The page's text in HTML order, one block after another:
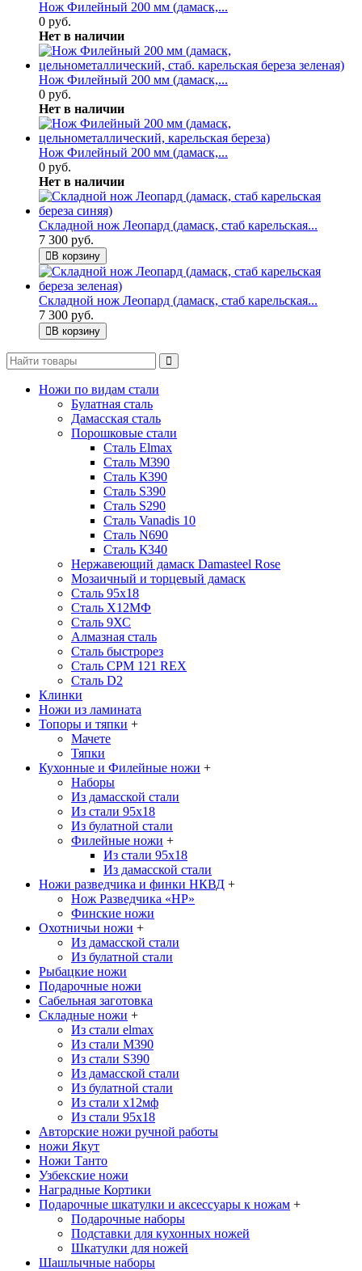
Нож Филейный 200 мм (дамаск,...
0 руб.
Нет в наличии
Нож Филейный 200 мм (дамаск,...
0 руб.
Нет в наличии
Нож Филейный 200 мм (дамаск,...
0 руб.
Нет в наличии
Складной нож Леопард (дамаск, стаб карельская...
7 300 руб.
В корзину
Складной нож Леопард (дамаск, стаб карельская...
7 300 руб.
В корзину
Ножи по видам стали
Булатная сталь
Дамасская сталь
Порошковые стали
Сталь Elmax
Сталь М390
Сталь К390
Сталь S390
Сталь S290
Сталь Vanadis 10
Сталь N690
Сталь К340
Нержавеющий дамаск Damasteel Rose
Мозаичный и торцевый дамаск
Сталь 95х18
Сталь Х12МФ
Сталь 9ХС
Алмазная сталь
Сталь быстрорез
Сталь CPM 121 REX
Сталь D2
Клинки
Ножи из ламината
Топоры и тяпки +
Мачете
Тяпки
Кухонные и Филейные ножи +
Наборы
Из дамасской стали
Из стали 95х18
Из булатной стали
Филейные ножи +
Из стали 95х18
Из дамасской стали
Ножи разведчика и финки НКВД +
Нож Разведчика «НР»
Финские ножи
Охотничьи ножи +
Из дамасской стали
Из булатной стали
Рыбацкие ножи
Подарочные ножи
Сабельная заготовка
Складные ножи +
Из стали elmax
Из стали М390
Из стали S390
Из дамасской стали
Из булатной стали
Из стали х12мф
Из стали 95х18
Авторские ножи ручной работы
ножи Якут
Ножи Танто
Узбекские ножи
Наградные Кортики
Подарочные шкатулки и аксессуары к ножам +
Подарочные наборы
Подставки для кухонных ножей
Шкатулки для ножей
Шашлычные наборы